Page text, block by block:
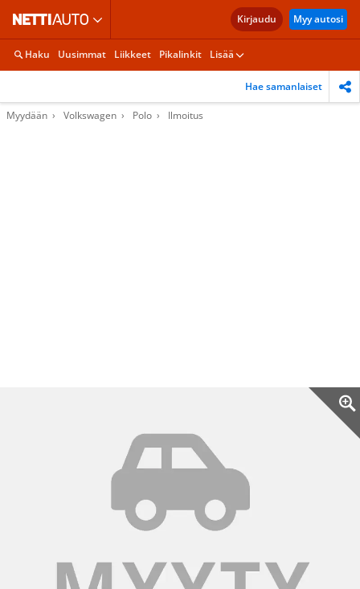
Kirjaudu Myy autosi
Haku Uusimmat Liikkeet Pikalinkit Lisää
Hae samanlaiset
Myydään Volkswagen Polo Ilmoitus